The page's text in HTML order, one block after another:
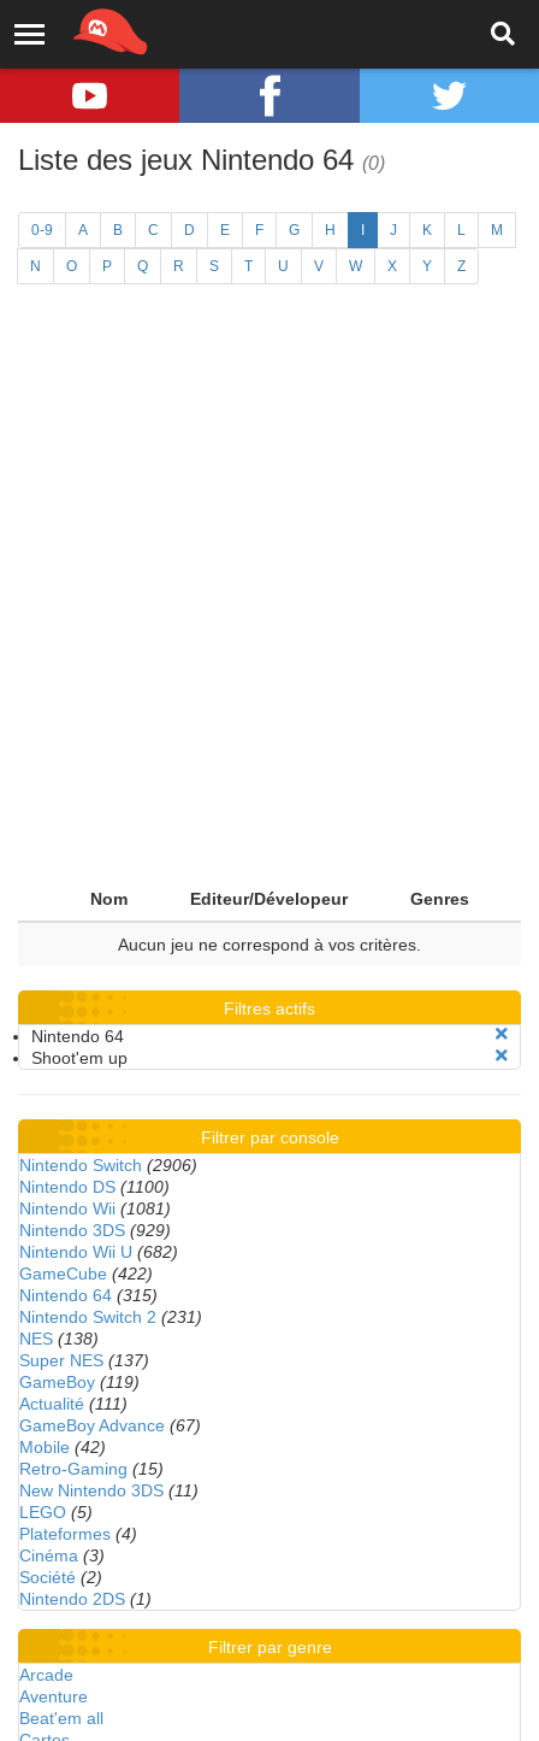
Liste des jeux Nintendo 64 (0)
0-9 A B C D E F G H J K L M
N O P Q R S T U V W X Y Z
Nom Editeur/Dévelopeur Genres
Aucun jeu ne correspond à vos critères.
Filtres actifs
Nintendo 64
Shoot'em up
Filtrer par console
Nintendo Switch (2906)
Nintendo DS (1100)
Nintendo Wii (1081)
Nintendo 3DS (929)
Nintendo Wii U (682)
GameCube (422)
Nintendo 64 (315)
Nintendo Switch 2 (231)
NES (138)
Super NES (137)
GameBoy (119)
Actualité (111)
GameBoy Advance (67)
Mobile (42)
Retro-Gaming (15)
New Nintendo 3DS (11)
LEGO (5)
Plateformes (4)
Cinéma (3)
Société (2)
Nintendo 2DS (1)
Filtrer par genre
Arcade
Aventure
Beat'em all